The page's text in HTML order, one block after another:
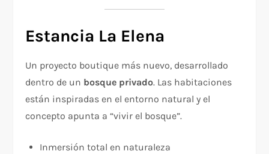
Estancia La Elena
Un proyecto boutique más nuevo, desarrollado
dentro de un bosque privado. Las habitaciones
están inspiradas en el entorno natural y el
concepto apunta a “vivir el bosque”.
Inmersión total en naturaleza